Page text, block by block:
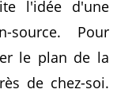
l'idée d'une
source. Pour
le plan de la
de chez-soi.